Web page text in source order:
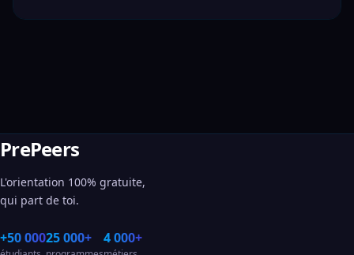
PrePeers
L'orientation 100% gratuite,
qui part de toi.
+50 00025 000+ 4 000+